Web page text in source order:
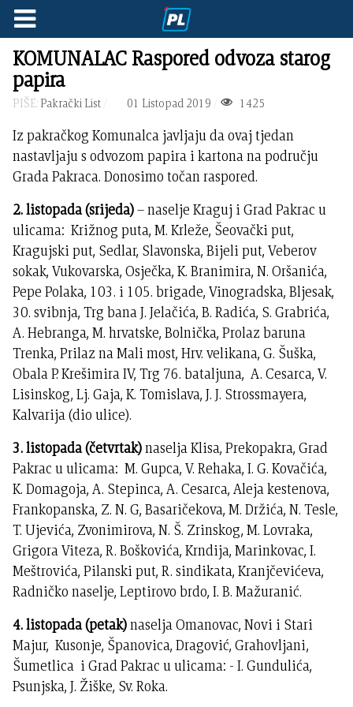
KOMUNALAC Raspored odvoza starog
papira
PIŠE: Pakrački List 01 Listopad 2019 1425
Iz pakračkog Komunalca javljaju da ovaj tjedan
nastavljaju s odvozom papira i kartona na području
Grada Pakraca. Donosimo točan raspored.
2. listopada (srijeda)– naselje Kraguj i Grad Pakrac u
ulicama: Križnog puta, M. Krleže, Šeovački put,
Kragujski put, Sedlar, Slavonska, Bijeli put, Veberov
sokak, Vukovarska, Osječka, K. Branimira, N. Oršanića,
Pepe Polaka, 103. i 105. brigade, Vinogradska, Bljesak,
30. svibnja, Trg bana J. Jelačića, B. Radića, S. Grabrića,
A. Hebranga, M. hrvatske, Bolnička, Prolaz baruna
Trenka, Prilaz na Mali most, Hrv. velikana, G. Šuška,
Obala P. Krešimira IV, Trg 76. bataljuna, A. Cesarca, V.
Lisinskog, Lj. Gaja, K. Tomislava, J. J. Strossmayera,
Kalvarija (dio ulice).
3. listopada (četvrtak)naselja Klisa, Prekopakra, Grad
Pakrac u ulicama: M. Gupca, V. Rehaka, I. G. Kovačića,
K. Domagoja, A. Stepinca, A. Cesarca, Aleja kestenova,
Frankopanska, Z. N. G, Basaričekova, M. Držića, N. Tesle,
T. Ujevića, Zvonimirova, N. Š. Zrinskog, M. Lovraka,
Grigora Viteza, R. Boškovića, Krndija, Marinkovac, I.
Meštrovića, Pilanski put, R. sindikata, Kranjčevićeva,
Radničko naselje, Leptirovo brdo, I. B. Mažuranić.
4. listopada (petak)naselja Omanovac, Novi i Stari
Majur, Kusonje, Španovica, Dragović, Grahovljani,
Šumetlica i Grad Pakrac u ulicama: - I. Gundulića,
Psunjska, J. Žiške, Sv. Roka.